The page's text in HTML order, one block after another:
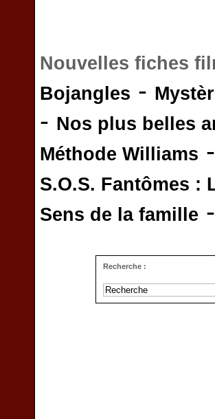
Nouvelles fiches
Bojangles -
- Nos plus belles
Méthode Williams -
S.O.S. Fantômes :
Sens de la famille -
Recherche :